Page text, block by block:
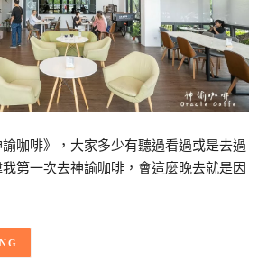
咖啡》，大家多少有聽過看過或是去過
第一次去神諭咖啡，會這麼晚去就是因